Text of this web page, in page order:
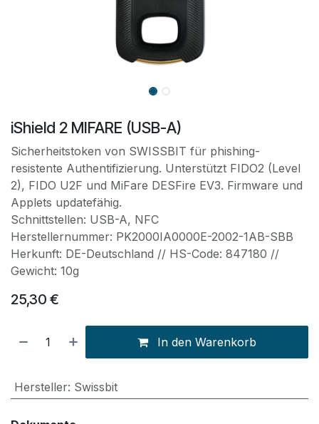
iShield 2 MIFARE (USB-A)
Sicherheitstoken von SWISSBIT für phishing-
resistente Authentifizierung. Unterstützt FIDO2 (Level
2), FIDO U2F und MiFare DESFire EV3. Firmware und
Applets updatefähig.
Schnittstellen: USB-A, NFC
Herstellernummer: PK2000IA0000E-2002-1AB-SBB
Herkunft: DE-Deutschland // HS-Code: 847180 //
Gewicht: 10g
25,30 €
In den Warenkorb
Hersteller: Swissbit